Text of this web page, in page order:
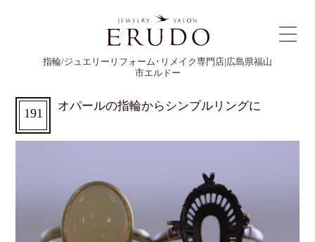
指輪/ジュエリーリフォーム･リメイク専門店|広島県福山
市エルドー
191
オパールの指輪からシンプルリングに